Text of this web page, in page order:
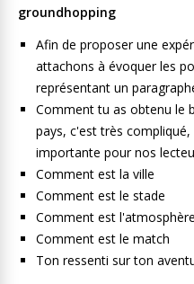
groundhopping
Afin de proposer une
attachons à évoquer les
représentant un
Comment tu as obtenu le
pays, c'est très
importante pour nos
Comment est la ville
Comment est le stade
Comment est
Comment est le match
Ton ressenti sur ton